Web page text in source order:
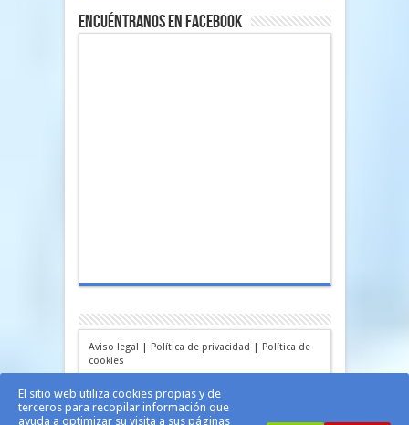
Encuéntranos en Facebook
Aviso legal | Política de privacidad | Política de
cookies
El sitio web utiliza cookies propias y de
terceros para recopilar información que
ayuda a optimizar su visita a sus páginas